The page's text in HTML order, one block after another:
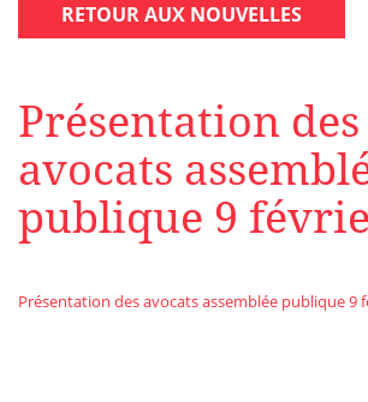
RETOUR AUX NOUVELLES
Présentation des
avocats
publique 9
Présentation des avocats assemblée publique 9